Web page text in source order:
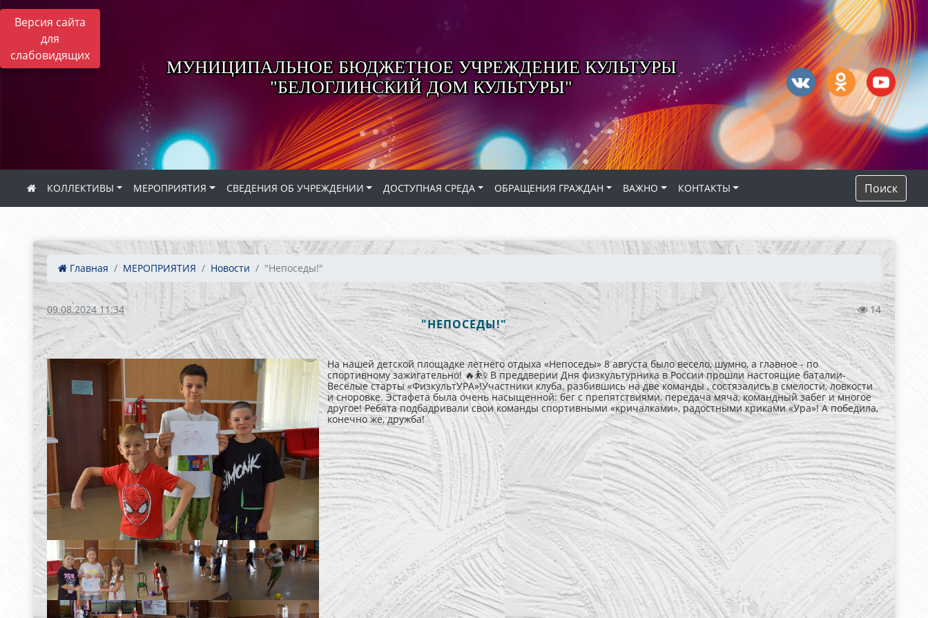
Версия сайта
для
слабовидящих
МУНИЦИПАЛЬНОЕ БЮДЖЕТНОЕ УЧРЕЖДЕНИЕ КУЛЬТУРЫ
"БЕЛОГЛИНСКИЙ ДОМ КУЛЬТУРЫ"
КОЛЛЕКТИВЫ МЕРОПРИЯТИЯ СВЕДЕНИЯ ОБ УЧРЕЖДЕНИИ ДОСТУПНАЯ СРЕДА ОБРАЩЕНИЯ ГРАЖДАН ВАЖНО КОНТАКТЫ Поиск
Главная МЕРОПРИЯТИЯ Новости "Непоседы!"
09.08.2024 11:34 14
"НЕПОСЕДЫ!"
На нашей детской площадке летнего отдыха «Непоседы» 8 августа было весело, шумно, а главное - по
спортивному зажигательно! 🔥⛹‍♀ В преддверии Дня физкультурника в России прошли настоящие баталии-
Весёлые старты «ФизкультУРА»!Участники клуба, разбившись на две команды , состязались в смелости, ловкости
и сноровке. Эстафета была очень насыщенной: бег с препятствиями, передача мяча, командный забег и многое
другое! Ребята подбадривали свои команды спортивными «кричалками», радостными криками «Ура»! А победила,
конечно же, дружба!